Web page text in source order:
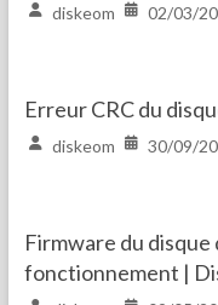
diskeom 02/03/
Erreur CRC du
diskeom 30/09/
Firmware du disque
fonctionnement |